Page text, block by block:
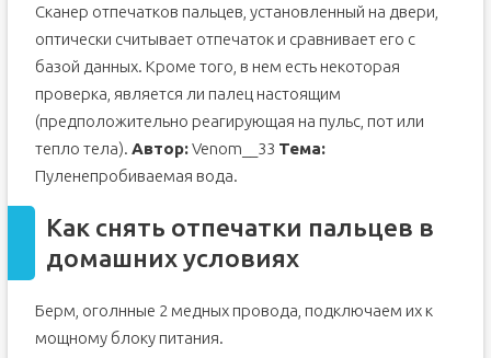
Сканер отпечатков пальцев, установленный на двери,
оптически считывает отпечаток и сравнивает его с
базой данных. Кроме того, в нем есть некоторая
проверка, является ли палец настоящим
(предположительно реагирующая на пульс, пот или
тепло тела). Автор:Venom__33 Тема:
Пуленепробиваемая вода.
Как снять отпечатки пальцев в
домашних условиях
Берм, оголнные 2 медных провода, подключаем их к
мощному блоку питания.